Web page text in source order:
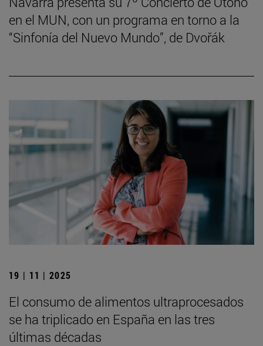
en el MUN, con un programa en torno a la
“Sinfonía del Nuevo Mundo”, de Dvořák
19 | 11 | 2025
El consumo de alimentos ultraprocesados
se ha triplicado en España en las tres
últimas décadas